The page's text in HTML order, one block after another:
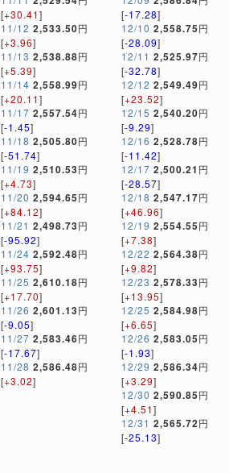
[+30.41]
11/12 2,533.50円
[+3.96]
11/13 2,538.88円
[+5.39]
11/14 2,558.99円
[+20.11]
11/17 2,557.54円
[-1.45]
11/18 2,505.80円
[-51.74]
11/19 2,510.53円
[+4.73]
11/20 2,594.65円
[+84.12]
11/21 2,498.73円
[-95.92]
11/24 2,592.48円
[+93.75]
11/25 2,610.18円
[+17.70]
11/26 2,601.13円
[-9.05]
11/27 2,583.46円
[-17.67]
11/28 2,586.48円
[+3.02]
[-17.28]
12/10 2,558.75円
[-28.09]
12/11 2,525.97円
[-32.78]
12/12 2,549.49円
[+23.52]
12/15 2,540.20円
[-9.29]
12/16 2,528.78円
[-11.42]
12/17 2,500.21 円
[-28.57]
12/18 2,547.17円
[+46.96]
12/19 2,554.55円
[+7.38]
12/22 2,564.38円
[+9.82]
12/23 2,578.33円
[+13.95]
12/25 2,584.98円
[+6.65]
12/26 2,583.05円
[-1.93]
12/29 2,586.34円
[+3.29]
12/30 2,590.85円
[+4.51]
12/31 2,565.72円
[-25.13]